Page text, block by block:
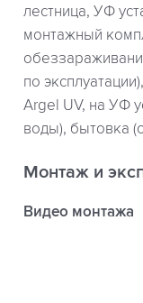
лестница, УФ
монтажный
по
Argel UV, на УФ
воды), бытовка
Монтаж и
Видео монтажа